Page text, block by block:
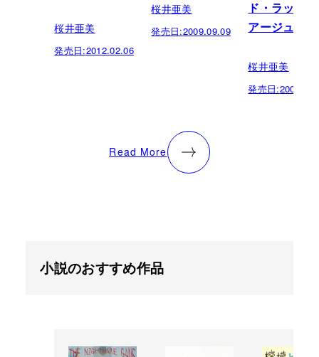
桜井亜美
発売日:2012.02.06
桜井亜美
発売日:2009.09.09
ド・ラック
アージュ）
桜井亜美
発売日:
Read More
小説のおすすめ作品